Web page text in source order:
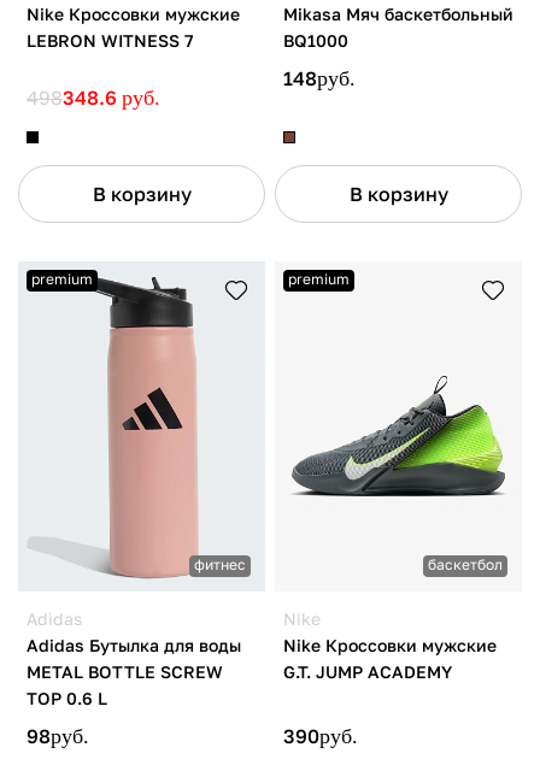
Nike Кроссовки мужские
LEBRON WITNESS 7
498348.6 руб.
В корзину
Mikasa Мяч баскетбольный
BQ1000
148руб.
В корзину
premium
фитнес
Adidas
Adidas Бутылка для воды
METAL BOTTLE SCREW
TOP 0.6 L
98руб.
premium
баскетбол
Nike
Nike Кроссовки мужские
G.T. JUMP ACADEMY
390руб.